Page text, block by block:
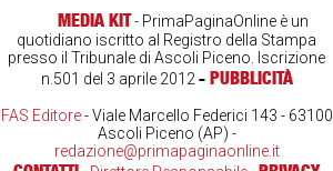
MEDIA KIT- PrimaPaginaOnline è un
quotidiano iscritto al Registro della Stampa
presso il Tribunale di Ascoli Piceno. Iscrizione
n.501 del 3 aprile 2012- PUBBLICITÀ
FAS Editore- Viale Marcello Federici 143 - 63100
Ascoli Piceno (AP) -
redazione@primapaginaonline.it